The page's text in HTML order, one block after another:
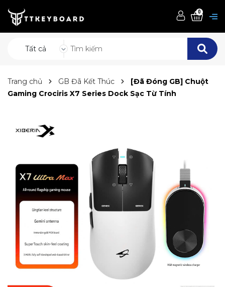
Tất cả
0
Trang chủ GB Đã Kết Thúc
[Đã Đóng GB] Chuột
Gaming Crociris X7 Series Dock Sạc Từ Tính